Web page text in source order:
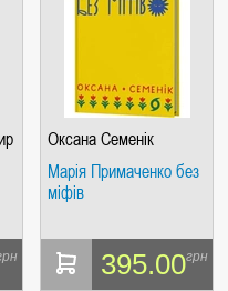
Оксана Семенік
Марія Примаченко без
міфів
395.00грн